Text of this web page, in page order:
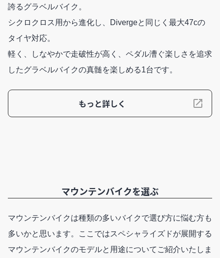
誇るグラベルバイク。
シクロクロス用から進化し、Divergeと同じく最大47cの
タイヤ対応。
軽く、しなやかで走破性が高く、ペダル漕ぐ楽しさを追求
したグラベルバイクの真髄を楽しめる1台です。
もっと詳しく
マウンテンバイクを選ぶ
マウンテンバイクは種類の多いバイクで選び方に悩む方も
多いかと思います。ここではスペシャライズドが展開する
マウンテンバイクのモデルと用途についてご紹介いたしま